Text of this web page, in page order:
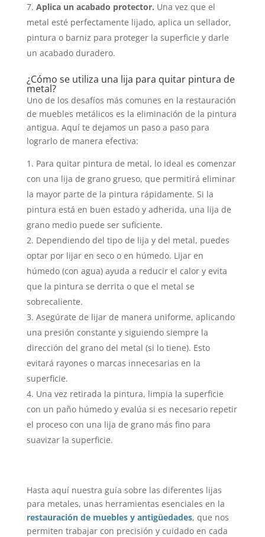
Aplica un acabado protector. Una vez que el
metal esté perfectamente lijado, aplica un sellador,
pintura o barniz para proteger la superficie y darle
un acabado duradero.
¿Cómo se utiliza una lija para quitar pintura de
metal?
Uno de los desafíos más comunes en la restauración
de muebles metálicos es la eliminación de la pintura
antigua. Aquí te dejamos un paso a paso para
lograrlo de manera efectiva:
Para quitar pintura de metal, lo ideal es comenzar
con una lija de grano grueso, que permitirá eliminar
la mayor parte de la pintura rápidamente. Si la
pintura está en buen estado y adherida, una lija de
grano medio puede ser suficiente.
Dependiendo del tipo de lija y del metal, puedes
optar por lijar en seco o en húmedo. Lijar en
húmedo (con agua) ayuda a reducir el calor y evita
que la pintura se derrita o que el metal se
sobrecaliente.
Asegúrate de lijar de manera uniforme, aplicando
una presión constante y siguiendo siempre la
dirección del grano del metal (si lo tiene). Esto
evitará rayones o marcas innecesarias en la
superficie.
Una vez retirada la pintura, limpia la superficie
con un paño húmedo y evalúa si es necesario repetir
el proceso con una lija de grano más fino para
suavizar la superficie.
Hasta aquí nuestra guía sobre las diferentes lijas
para metales, unas herramientas esenciales en la
restauración de muebles y antigüedades, que nos
permiten trabajar con precisión y cuidado en cada